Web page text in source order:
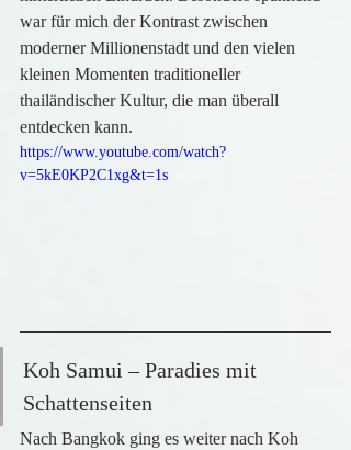
war für mich der Kontrast zwischen
moderner Millionenstadt und den vielen
kleinen Momenten traditioneller
thailändischer Kultur, die man überall
entdecken kann.
https://www.youtube.com/watch?
v=5kE0KP2C1xg&t=1s
Koh Samui – Paradies mit
Schattenseiten
Nach Bangkok ging es weiter nach Koh